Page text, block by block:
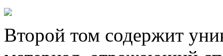
Второй том содержит